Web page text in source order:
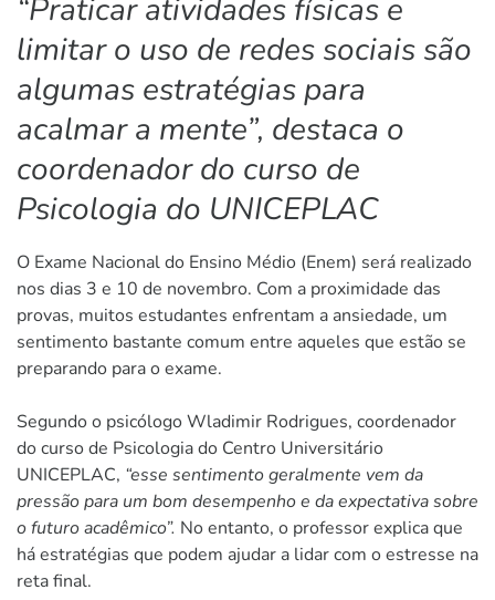
“Praticar atividades físicas e
limitar o uso de redes sociais são
algumas estratégias para
acalmar a mente”, destaca o
coordenador do curso de
Psicologia do UNICEPLAC
O Exame Nacional do Ensino Médio (Enem) será realizado
nos dias 3 e 10 de novembro. Com a proximidade das
provas, muitos estudantes enfrentam a ansiedade, um
sentimento bastante comum entre aqueles que estão se
preparando para o exame.
Segundo o psicólogo Wladimir Rodrigues, coordenador
do curso de Psicologia do Centro Universitário
UNICEPLAC, “esse sentimento geralmente vem da
pressão para um bom desempenho e da expectativa sobre
o futuro acadêmico”. No entanto, o professor explica que
há estratégias que podem ajudar a lidar com o estresse na
reta final.